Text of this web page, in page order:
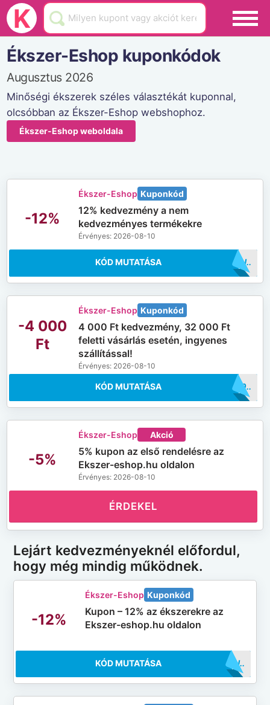
K
Black Friday
Hamarosan lejár
Üzletek
Blog
Akciók
Ékszer-Eshop kuponkódok
Augusztus 2026
Minőségi ékszerek széles választékát kuponnal,
olcsóbban az Ékszer-Eshop webshophoz.
Ékszer-Eshop weboldala
-12%
Ékszer-Eshop Kuponkód
12% kedvezmény a nem
kedvezményes termékekre
Érvényes: 2026-08-10
KÓD MUTATÁSA ..12HU
-4 000
Ft
Ékszer-Eshop Kuponkód
4 000 Ft kedvezmény, 32 000 Ft
feletti vásárlás esetén, ingyenes
szállítással!
Érvényes: 2026-08-10
KÓD MUTATÁSA ..LD10
-5%
Ékszer-Eshop Akció
5% kupon az első rendelésre az
Ekszer-eshop.hu oldalon
Érvényes: 2026-08-10
ÉRDEKEL
Lejárt kedvezményeknél előfordul,
hogy még mindig működnek.
-12%
Ékszer-Eshop Kuponkód
Kupon – 12% az ékszerekre az
Ekszer-eshop.hu oldalon
KÓD MUTATÁSA ..12HU